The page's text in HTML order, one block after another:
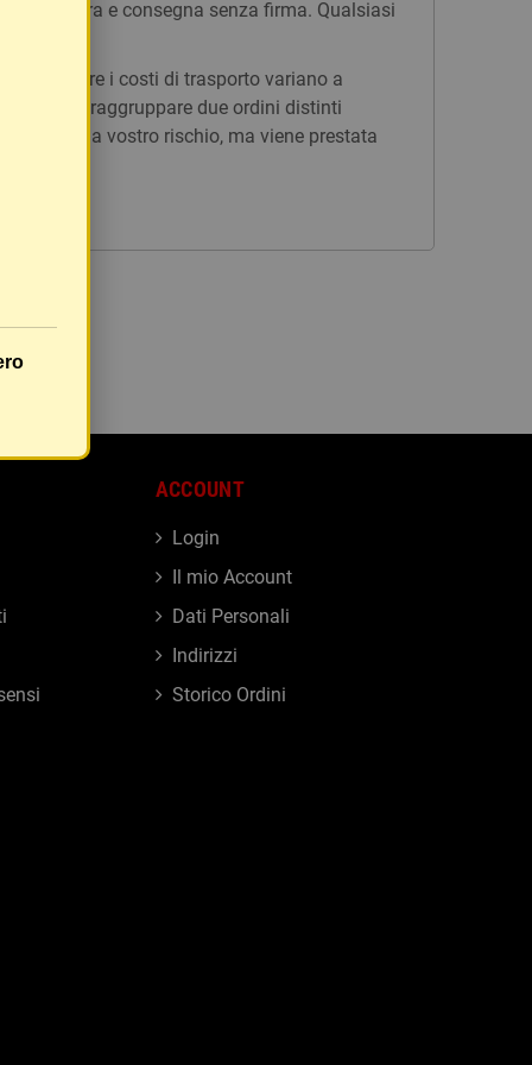
tracciatura e consegna senza firma. Qualsiasi
mentre i costi di trasporto variano a
possibile raggruppare due ordini distinti
inviato a vostro rischio, ma viene prestata
ACCOUNT
Login
Il mio Account
Dati Personali
Indirizzi
Storico Ordini